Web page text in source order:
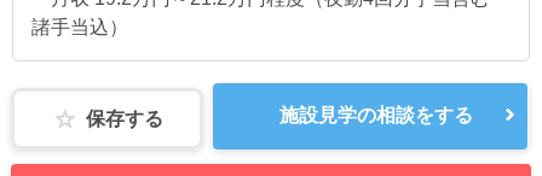
諸手当込）
保存する 施設見学の相談をする